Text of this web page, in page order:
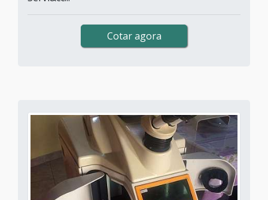
Cotar agora